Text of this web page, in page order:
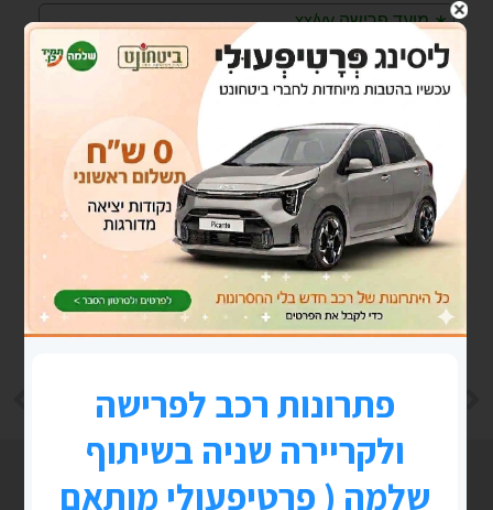
FACEBOOK
TWITTER
מנהרת הזמן 2006 -פוסט "בלוגי"
פוסטים נוספים